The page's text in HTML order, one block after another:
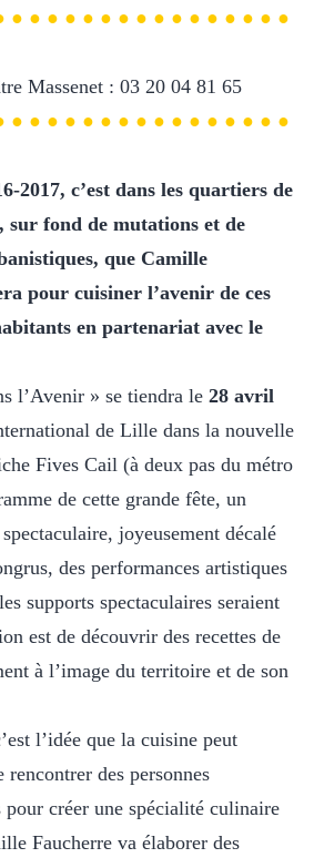
● ● ● ● ● ● ● ● ● ● ● ● ● ● ● ●
Massenet : 03 20 04 81 65
● ● ● ● ● ● ● ● ● ● ● ● ● ● ● ●
2017, c’est dans les quartiers de
sur fond de mutations et de
que Camille
pour cuisiner l’avenir de ces
en partenariat avec le
l’Avenir » se tiendra le 28 avril
de Lille dans la nouvelle
Fives Cail (à deux pas du métro
de cette grande fête, un
joyeusement décalé
des performances artistiques
supports spectaculaires seraient
est de découvrir des recettes de
à l’image du territoire et de son
l’idée que la cuisine peut
rencontrer des personnes
créer une spécialité culinaire
Faucherre va élaborer des